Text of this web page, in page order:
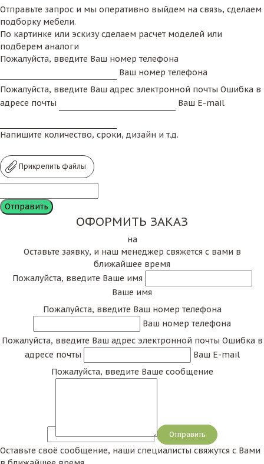
Отправьте запрос и мы оперативно выйдем на связь, сделаем
подборку мебели.
По картинке или эскизу сделаем расчет моделей или
подберем аналоги
Пожалуйста, введите Ваш номер телефона
Ваш номер телефона
Пожалуйста, введите Ваш адрес электронной почты Ошибка в
адресе почты
Ваш E-mail
Напишите количество, сроки, дизайн и т.д.
Прикрепить файлы
ОФОРМИТЬ ЗАКАЗ
на
Оставьте заявку, и наш менеджер свяжется с вами в
ближайшее время
Пожалуйста, введите Ваше имя
Ваше имя
Пожалуйста, введите Ваш номер телефона
Ваш номер телефона
Пожалуйста, введите Ваш адрес электронной почты Ошибка в
адресе почты
Ваш E-mail
Пожалуйста, введите Ваше сообщение
Сообщение
Оставьте своё сообщение, наши специалисты свяжутся с Вами